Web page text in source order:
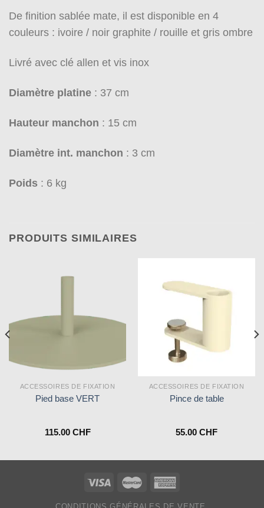
De finition sablée mate, il est disponible en 4
couleurs : ivoire / noir graphite / rouille et gris ombre
Livré avec clé allen et vis inox
Diamètre platine : 37 cm
Hauteur manchon : 15 cm
Diamètre int. manchon : 3 cm
Poids : 6 kg
PRODUITS SIMILAIRES
ACCESSOIRES DE FIXATION
Pied base VERT
115.00 CHF
ACCESSOIRES DE FIXATION
Pince de table
55.00 CHF